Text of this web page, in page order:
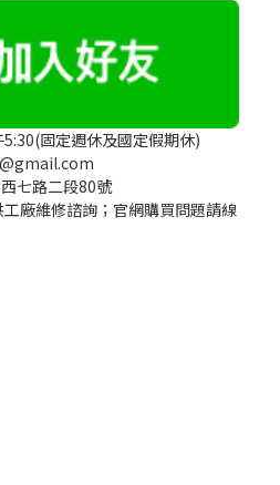
固定週休及國定假期休)
七路二段80號
廠維修諮詢；官網購買問題請線